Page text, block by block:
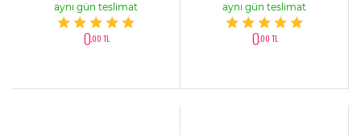
aynı gün teslimat
0,00 TL
aynı gün teslimat
0,00 TL